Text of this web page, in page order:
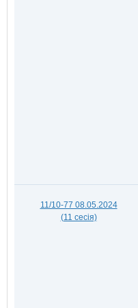
11/10-77 08.05.2024
(11 сесія)